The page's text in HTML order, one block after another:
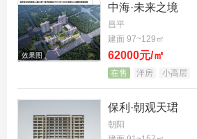
新房去甲醛最怕的克星第三 文
文塔空气净化器有效阻隔空气中
污染物，如粉尘、毛屑、花粉、
抗确保节能。此外，深度容尘设
长。文塔空气净化器物理吸附主
效果图
中海·未来之境
昌平
建面 97~129㎡
62000元/㎡
在售 洋房 小高层
保利·朝观天珺
朝阳